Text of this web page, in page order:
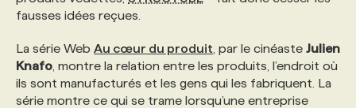
POURQUOI CHOISIR NOS FORMATIONS
NOS TARIFS
FAQ
ANNONCEZ AVEC NOUS
fausses idées reçues.
La série Web Au cœur du produit , par le cinéaste Julien
Knafo , montre la relation entre les produits, l’endroit où
ils sont manufacturés et les gens qui les fabriquent. La
série montre ce qui se trame lorsqu’une entreprise